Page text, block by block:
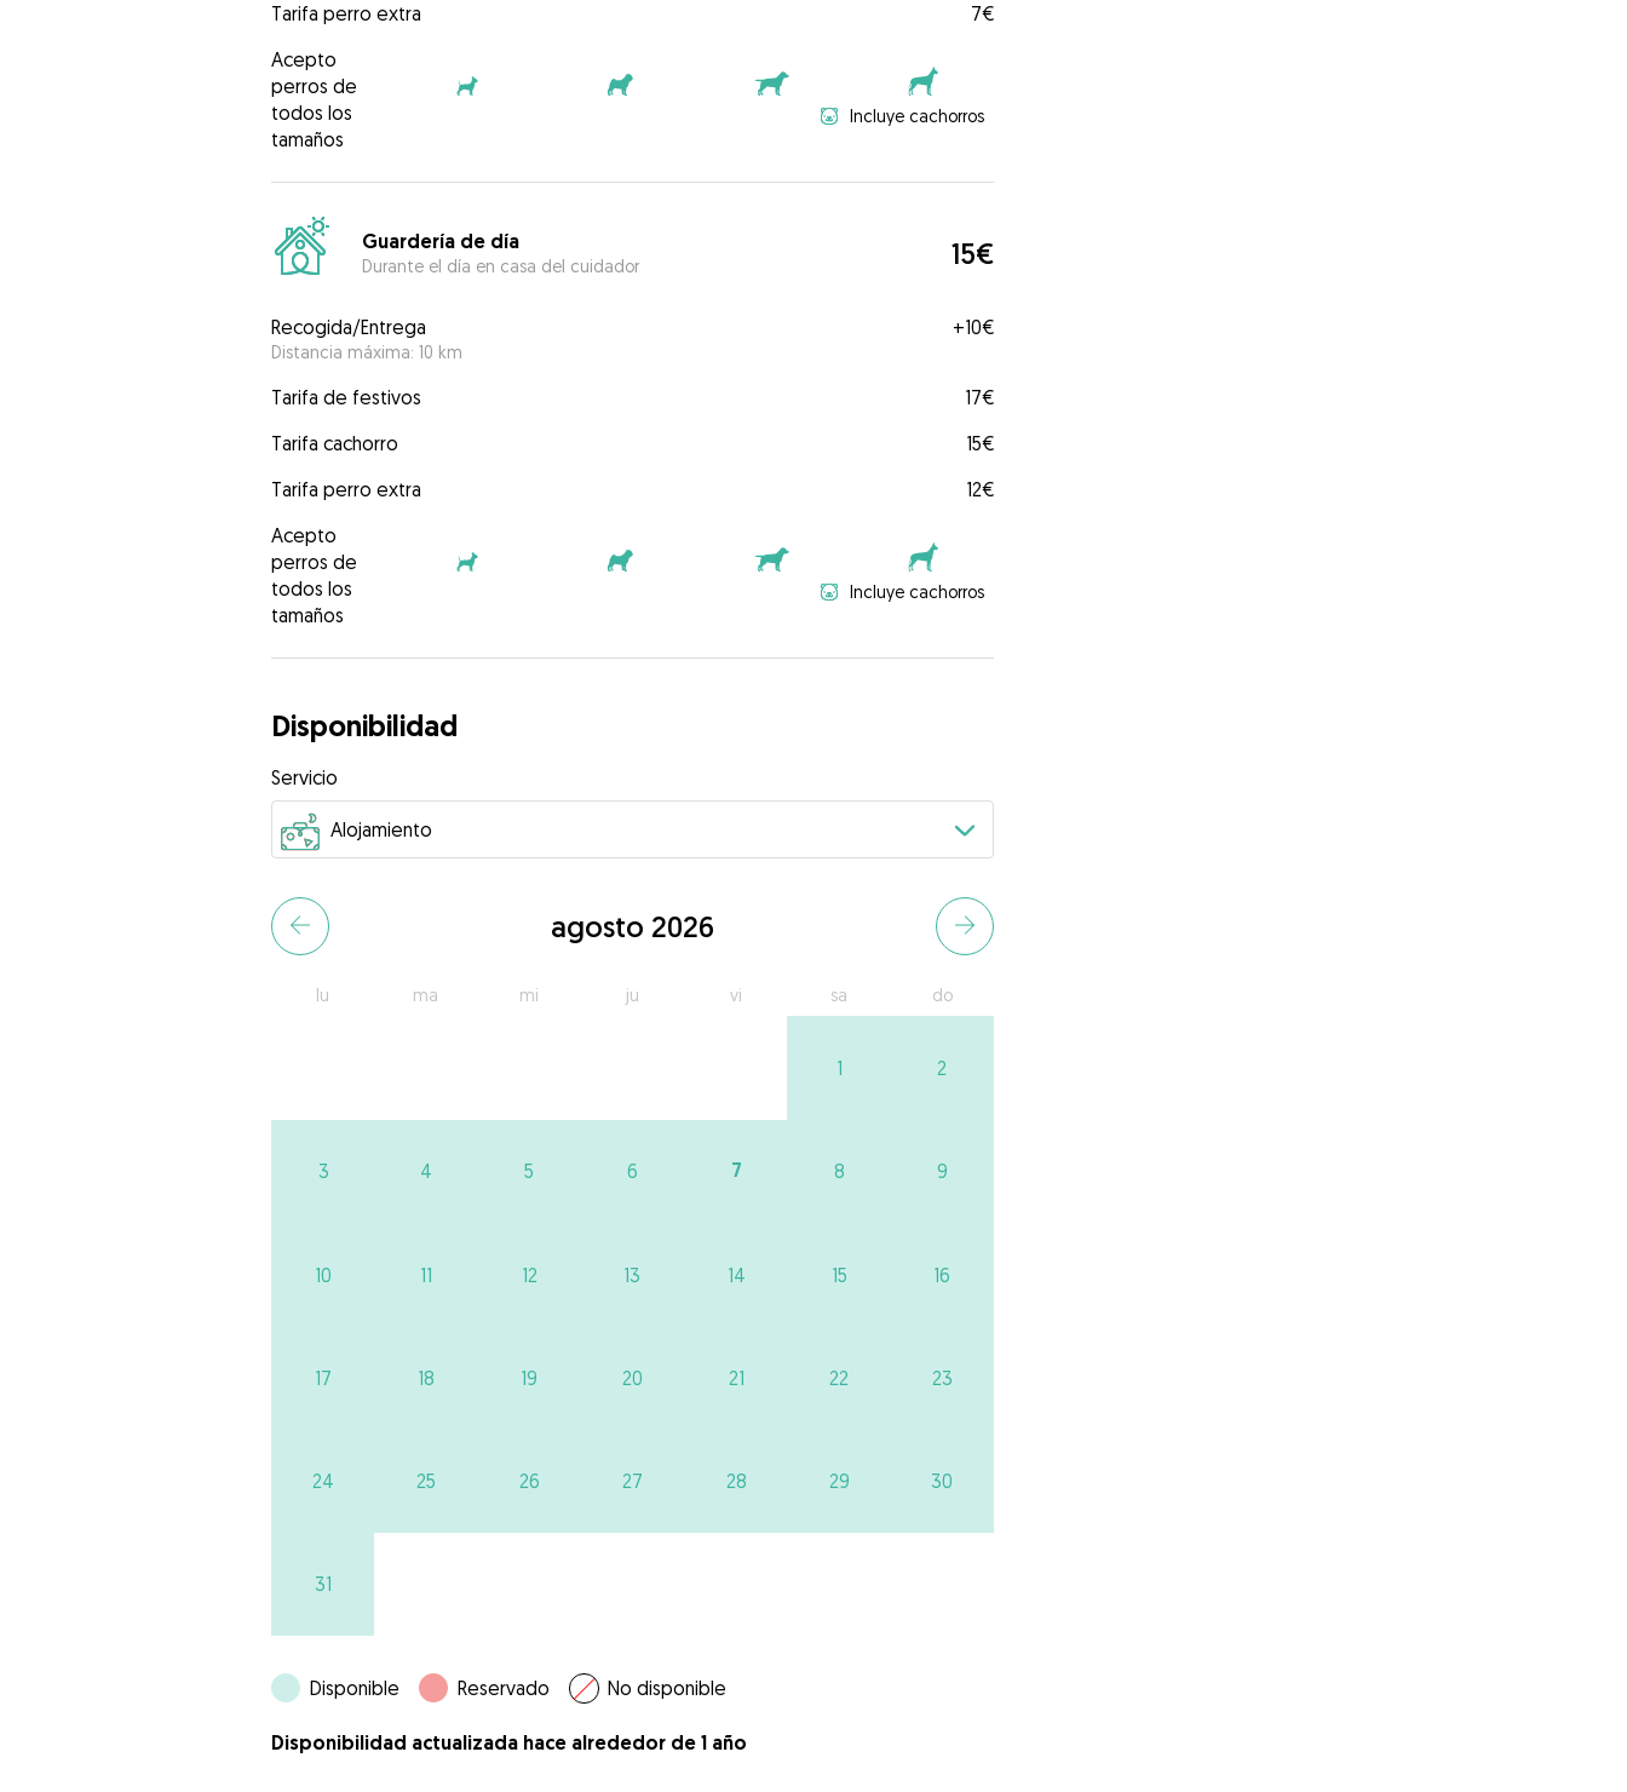
Tarifa perro extra
7€
Acepto
perros de
todos los
tamaños
Incluye cachorros
Guardería de día
Durante el día en casa del cuidador 15€
Recogida/Entrega
Distancia máxima: 10 km
+10€
Tarifa de festivos
17€
Tarifa cachorro
15€
Tarifa perro extra
12€
Acepto
perros de
todos los
tamaños
Incluye cachorros
Disponibilidad
Servicio
agosto 2026
lu ma mi ju vi sa do
1 2
3 4 5 6 7 8 9
10 11 12 13 14 15 16
17 18 19 20 21 22 23
24 25 26 27 28 29 30
31
Disponible Reservado No disponible
Disponibilidad actualizada hace alrededor de 1 año